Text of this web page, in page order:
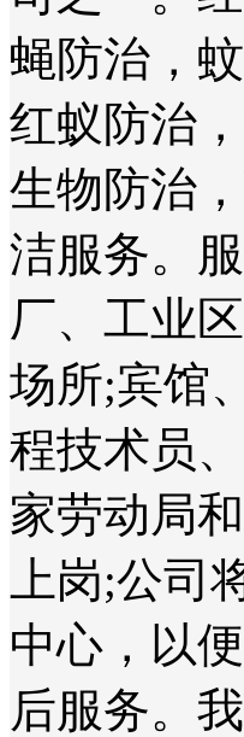
蝇防治，
红蚁防治
生物防治
洁服务。
厂、工业
场所;宾馆
程技术员
家劳动局
上岗;公
中心，以
后服务。